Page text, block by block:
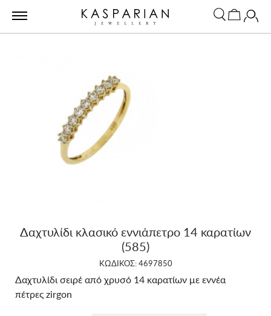
Δαχτυλίδι κλασικό εννιάπετρο 14 καρατίων
(585)
ΚΩΔΙΚΟΣ: 4697850
Δαχτυλίδι σειρέ από χρυσό 14 καρατίων με εννέα
πέτρες zirgon